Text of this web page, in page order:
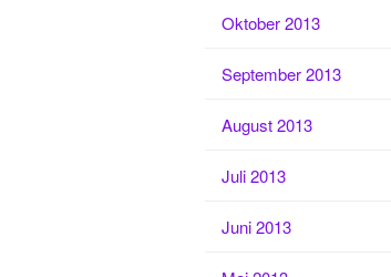
Oktober 2013
September 2013
August 2013
Juli 2013
Juni 2013